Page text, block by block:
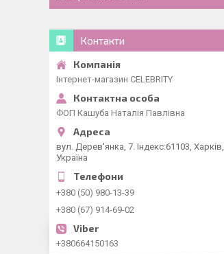
Контакти
Інтернет-магазин CELEBRITY
ФОП Кашуба Наталія Павлівна
вул. Дерев'янка, 7. Індекс:61103, Харків,
Україна
+380 (50) 980-13-39
+380 (67) 914-69-02
+380664150163